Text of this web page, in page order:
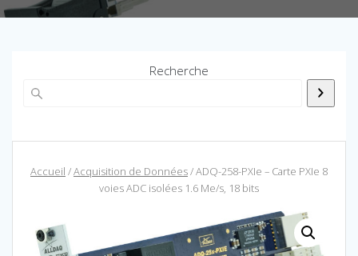
Recherche
Accueil /Acquisition de Données/ ADQ-258-PXIe – Carte PXIe 8
voies ADC isolées 1.6 Me/s, 18 bits